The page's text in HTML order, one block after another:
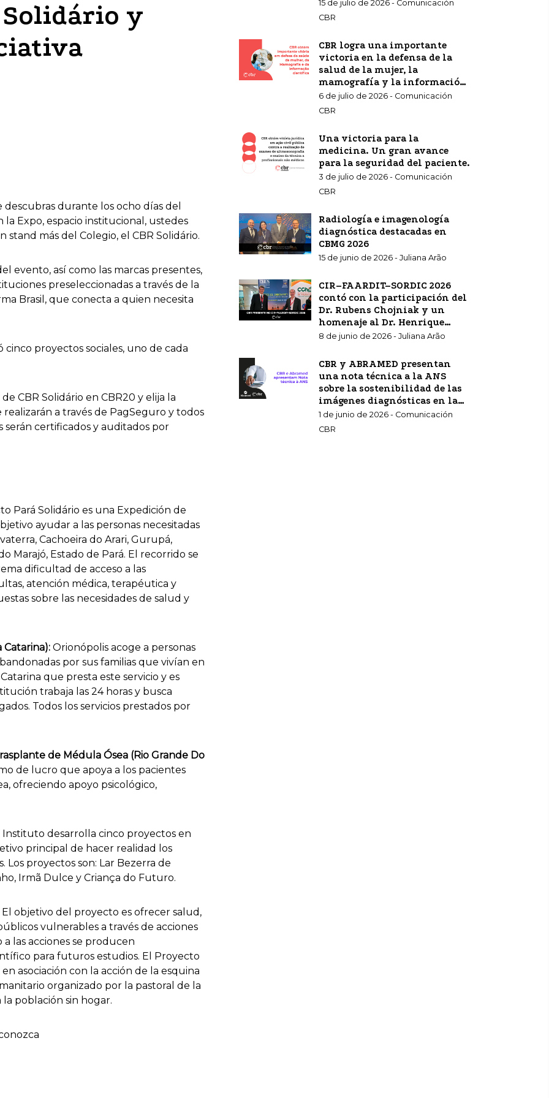
Solidário y
durante los ocho días del
Expo, espacio institucional, ustedes
más del Colegio, el CBR Solidário.
evento, así como las marcas presentes,
preseleccionadas a través de la
Brasil, que conecta a quien necesita
cinco proyectos sociales, uno de cada
CBR Solidário en CBR20 y elija la
realizarán a través de PagSeguro y todos
serán certificados y auditados por
Pará Solidário es una Expedición de
ayudar a las personas necesitadas
Cachoeira do Arari, Gurupá,
Marajó, Estado de Pará. El recorrido se
dificultad de acceso a las
atención médica, terapéutica y
sobre las necesidades de salud y
Catarina): Orionópolis acoge a personas
por sus familias que vivían en
que presta este servicio y es
trabaja las 24 horas y busca
Todos los servicios prestados por
de Médula Ósea (Rio Grande Do
de lucro que apoya a los pacientes
ofreciendo apoyo psicológico,
desarrolla cinco proyectos en
principal de hacer realidad los
Los proyectos son: Lar Bezerra de
Irmã Dulce y Criança do Futuro.
El objetivo del proyecto es ofrecer salud,
vulnerables a través de acciones
las acciones se producen
para futuros estudios. El Proyecto
asociación con la acción de la esquina
organizado por la pastoral de la
población sin hogar.
15 de julio de 2026 - Comunicación
CBR
CBR logra una importante
victoria en la defensa de la
salud de la mujer, la
mamografía y la información
científica.
6 de julio de 2026 - Comunicación
CBR
Una victoria para la
medicina. Un gran avance
para la seguridad del paciente.
3 de julio de 2026 - Comunicación
CBR
Radiología e imagenología
diagnóstica destacadas en
CBMG 2026
15 de junio de 2026 - Juliana Arão
CIR–FAARDIT–SORDIC 2026
contó con la participación del
Dr. Rubens Chojniak y un
homenaje al Dr. Henrique
Carrete Jr.
8 de junio de 2026 - Juliana Arão
CBR y ABRAMED presentan
una nota técnica a la ANS
sobre la sostenibilidad de las
imágenes diagnósticas en la
atención sanitaria
complementaria.
1 de junio de 2026 - Comunicación
CBR